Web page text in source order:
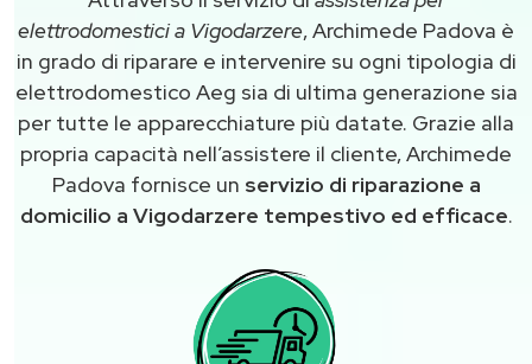
elettrodomestici a Vigodarzere, Archimede Padova è
in grado di riparare e intervenire su ogni tipologia di
elettrodomestico Aeg sia di ultima generazione sia
per tutte le apparecchiature più datate. Grazie alla
propria capacità nell’assistere il cliente, Archimede
Padova fornisce un servizio di riparazione a
domicilio a Vigodarzere tempestivo ed efficace.